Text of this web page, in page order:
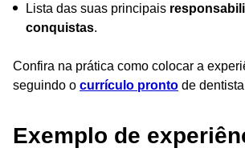
Lista das suas principais
conquistas.
Confira na prática como colocar a
seguindo o currículo pronto de
Exemplo de